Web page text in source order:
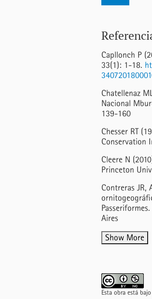
Capllonch P
33(1): 1-18.
Chatellenaz
Nacional
139-160
Chesser RT
Conservation
Cleere N
Princeton
Contreras JR,
Aires
Show More
Esta obra está